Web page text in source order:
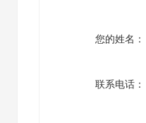
您的姓名：
联系电话：